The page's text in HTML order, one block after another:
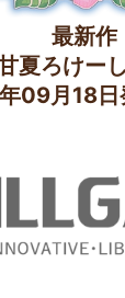
ポートにつ
せには ３営業日
よう努めてま
容によっては返
著作権違反の
応が出来ない
るご質問にはお
さい。
ケジュールや情
最新作
甘夏ろけー
09月18日